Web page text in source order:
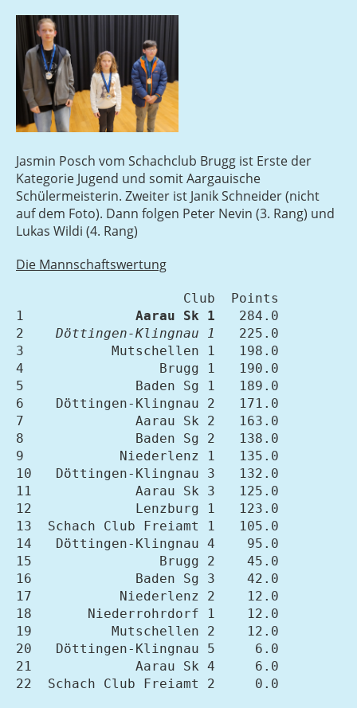
Jasmin Posch vom Schachclub Brugg ist Erste der
Kategorie Jugend und somit Aargauische
Schülermeisterin. Zweiter ist Janik Schneider (nicht
auf dem Foto). Dann folgen Peter Nevin (3. Rang) und
Lukas Wildi (4. Rang)
Die Mannschaftswertung
                     Club  Points
1 Aarau Sk 1
   284.0
2 Döttingen-Klingnau 1
   225.0
3           Mutschellen 1   198.0
4                 Brugg 1   190.0
5              Baden Sg 1   189.0
6    Döttingen-Klingnau 2   171.0
7              Aarau Sk 2   163.0
8              Baden Sg 2   138.0
9            Niederlenz 1   135.0
10   Döttingen-Klingnau 3   132.0
11             Aarau Sk 3   125.0
12             Lenzburg 1   123.0
13  Schach Club Freiamt 1   105.0
14   Döttingen-Klingnau 4    95.0
15                Brugg 2    45.0
16             Baden Sg 3    42.0
17           Niederlenz 2    12.0
18       Niederrohrdorf 1    12.0
19          Mutschellen 2    12.0
20   Döttingen-Klingnau 5     6.0
21             Aarau Sk 4     6.0
22  Schach Club Freiamt 2     0.0